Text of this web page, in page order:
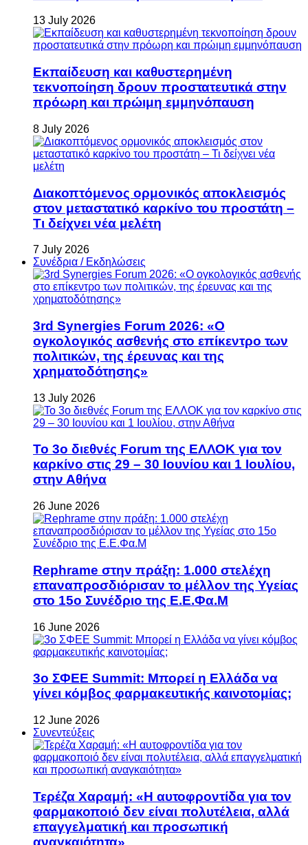
13 July 2026
Εκπαίδευση και καθυστερημένη
τεκνοποίηση δρουν προστατευτικά στην
πρόωρη και πρώιμη εμμηνόπαυση
8 July 2026
Διακοπτόμενος ορμονικός αποκλεισμός
στον μεταστατικό καρκίνο του προστάτη –
Τι δείχνει νέα μελέτη
7 July 2026
Συνέδρια / Εκδηλώσεις
3rd Synergies Forum 2026: «Ο
ογκολογικός ασθενής στο επίκεντρο των
πολιτικών, της έρευνας και της
χρηματοδότησης»
13 July 2026
Το 3ο διεθνές Forum της ΕΛΛΟΚ για τον
καρκίνο στις 29 – 30 Ιουνίου και 1 Ιουλίου,
στην Αθήνα
26 June 2026
Rephrame στην πράξη: 1.000 στελέχη
επαναπροσδιόρισαν το μέλλον της Υγείας
στο 15ο Συνέδριο της Ε.Ε.Φα.Μ
16 June 2026
3ο ΣΦΕΕ Summit: Μπορεί η Ελλάδα να
γίνει κόμβος φαρμακευτικής καινοτομίας;
12 June 2026
Συνεντεύξεις
Τερέζα Χαραμή: «Η αυτοφροντίδα για τον
φαρμακοποιό δεν είναι πολυτέλεια, αλλά
επαγγελματική και προσωπική
αναγκαιότητα»